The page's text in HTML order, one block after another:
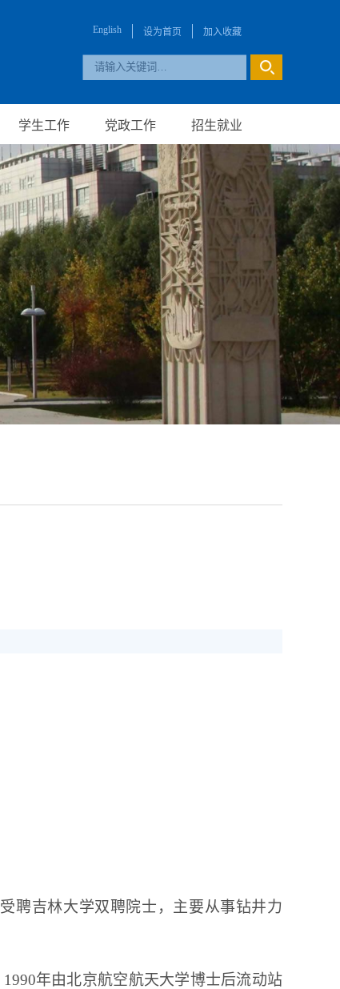
English 设为首页 加入收藏
学生工作 党政工作 招生就业
聘吉林大学双聘院士，主要从事钻井力
1990年由北京航空航天大学博士后流动站